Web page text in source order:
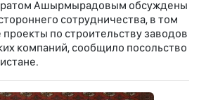
Ашырмырадовым обсуждены
сотрудничества, в том
по строительству заводов
компаний, сообщило посольство